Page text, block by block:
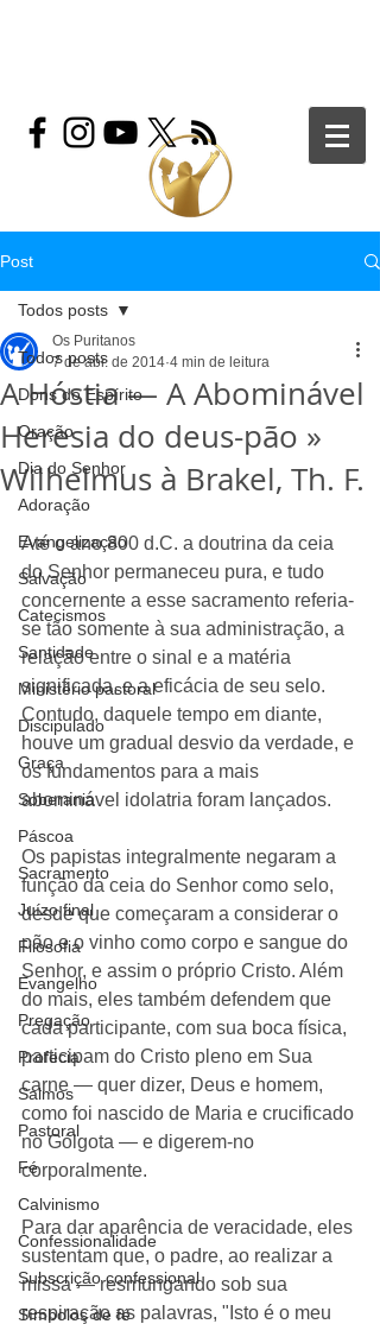
Post
Todos posts
Dons do Espírito
Oração
Dia do Senhor
Adoração
Evangelização
Salvação
Catecismos
Santidade
Ministério pastoral
Discipulado
Graça
Soberania
Páscoa
Sacramento
Juízo final
Filosofia
Evangelho
Pregação
Profecia
Salmos
Pastoral
Fé
Calvinismo
Confessionalidade
Subscrição confessional
Símbolos de fé
Todos posts
A Hóstia — A Abominável
Heresia do deus-pão »
Wilhelmus à Brakel, Th. F.
Os Puritanos
7 de abr. de 2014 4 min de leitura
Até o ano 800 d.C. a doutrina da ceia
do Senhor permaneceu pura, e tudo
concernente a esse sacramento referia-
se tão somente à sua administração, a
relação entre o sinal e a matéria
significada, e a eficácia de seu selo.
Contudo, daquele tempo em diante,
houve um gradual desvio da verdade, e
os fundamentos para a mais
abominável idolatria foram lançados.
Os papistas integralmente negaram a
função da ceia do Senhor como selo,
desde que começaram a considerar o
pão e o vinho como corpo e sangue do
Senhor, e assim o próprio Cristo. Além
do mais, eles também defendem que
cada participante, com sua boca física,
participam do Cristo pleno em Sua
carne ― quer dizer, Deus e homem,
como foi nascido de Maria e crucificado
no Gólgota — e digerem-no
corporalmente.
Para dar aparência de veracidade, eles
sustentam que, o padre, ao realizar a
missa — resmungando sob sua
respiração as palavras, "Isto é o meu